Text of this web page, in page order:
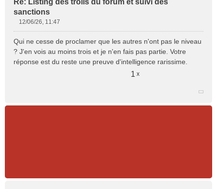
Re: Listing des trolls du forum et suivi des
sanctions
s
s
a
n
12/06/26, 11:47
Qui ne cesse de proclamer que les autres n'ont pas le niveau
? J'en vois au moins trois et je n'en fais pas partie. Votre
réponse est du reste une preuve d'intelligence rarissime.
1 x